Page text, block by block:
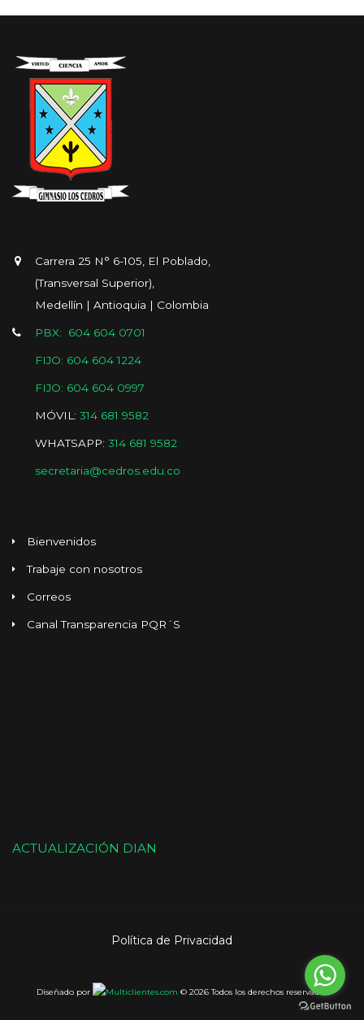
Carrera 25 N° 6-105, El Poblado,
(Transversal Superior),
Medellín | Antioquia | Colombia
PBX: 604 604 0701
FIJO: 604 604 1224
FIJO: 604 604 0997
MÓVIL: 314 681 9582
WHATSAPP: 314 681 9582
secretaria@cedros.edu.co
Bienvenidos
Trabaje con nosotros
Correos
Canal Transparencia PQR´S
ACTUALIZACIÓN DIAN
Política de Privacidad
Diseñado por © 2026 Todos los derechos reservados